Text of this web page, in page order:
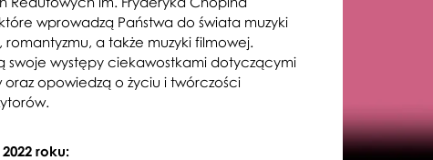
wprowadzą Państwa do świata muzyki
romantyzmu, a także muzyki filmowej.
swoje występy ciekawostkami dotyczącymi
oraz opowiedzą o życiu i twórczości
roku: